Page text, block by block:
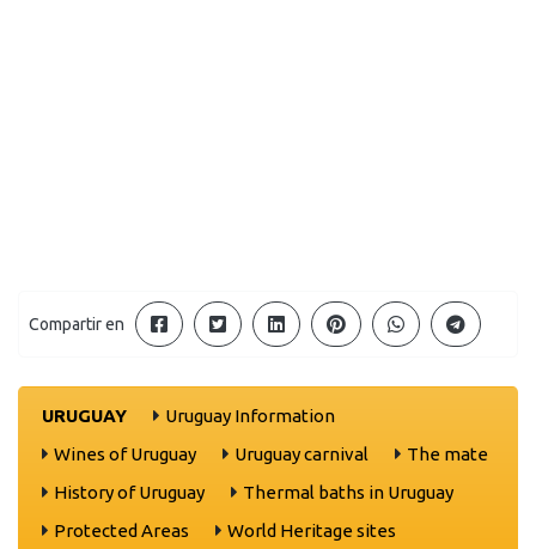
Compartir en
URUGUAY
Uruguay Information
Wines of Uruguay
Uruguay carnival
The mate
History of Uruguay
Thermal baths in Uruguay
Protected Areas
World Heritage sites